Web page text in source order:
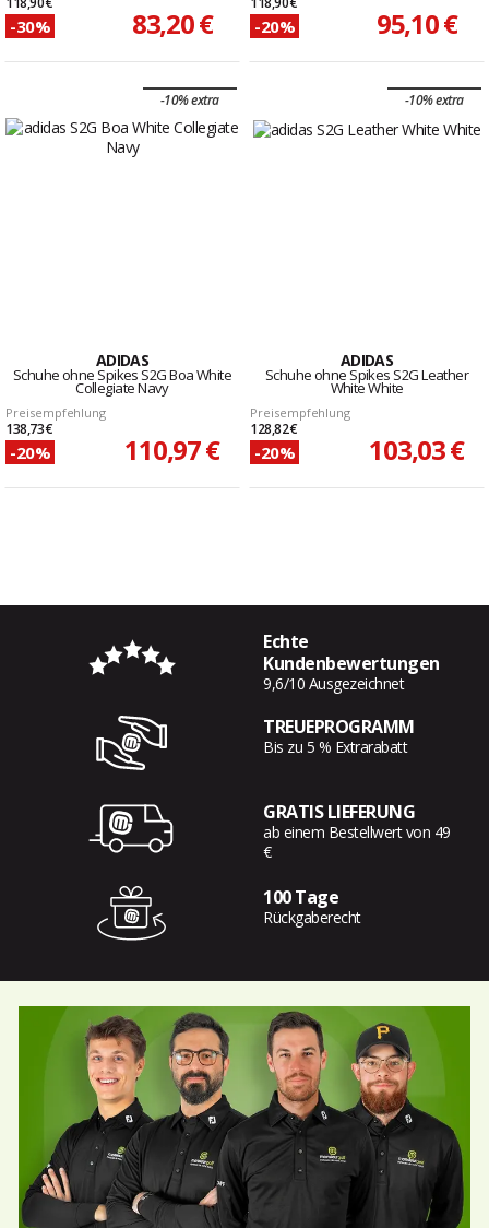
-30% 83,20 € -20% 95,10 €
-10% extra
ADIDAS
Schuhe ohne Spikes S2G Boa White
Collegiate Navy
Preisempfehlung
138,73 €
-20% 110,97 €
-10% extra
ADIDAS
Schuhe ohne Spikes S2G Leather
White White
Preisempfehlung
128,82 €
-20% 103,03 €
Echte
Kundenbewertungen
9,6/10 Ausgezeichnet
TREUEPROGRAMM
Bis zu 5 % Extrarabatt
GRATIS LIEFERUNG
ab einem Bestellwert von 49
€
100 Tage
Rückgaberecht